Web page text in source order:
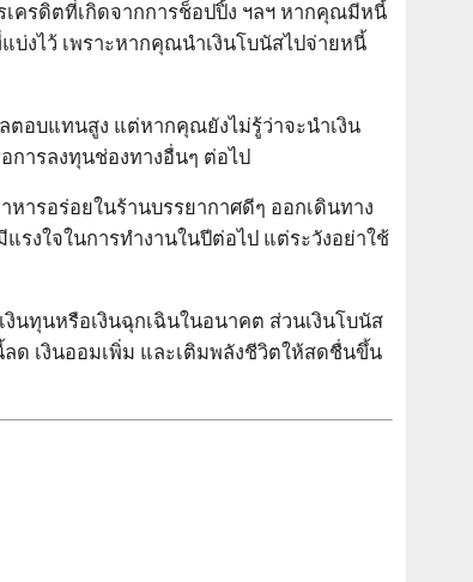
เครดิตที่เกิดจากการช็อปปิ้ง ฯลฯ หากคุณมีหนี้
งไว้ เพราะหากคุณนำเงินโบนัสไปจ่ายหนี้
ตอบแทนสูง แต่หากคุณยังไม่รู้ว่าจะนำเงิน
การลงทุนช่องทางอื่นๆ ต่อไป
ารอร่อยในร้านบรรยากาศดีๆ ออกเดินทาง
รงใจในการทำงานในปีต่อไป แต่ระวังอย่าใช้
นทุนหรือเงินฉุกเฉินในอนาคต ส่วนเงินโบนัส
ด เงินออมเพิ่ม และเติมพลังชีวิตให้สดชื่นขึ้น